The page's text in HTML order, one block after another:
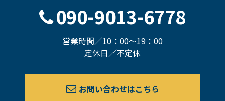
090-9013-6778
営業時間／10：00〜19：00
定休日／不定休
お問い合わせはこちら